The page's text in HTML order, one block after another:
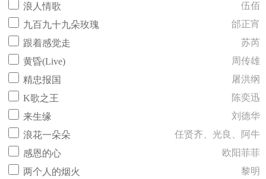
浪人情歌
伍佰
九百九十九朵玫瑰
邰正宵
跟着感觉走
苏芮
黄昏(Live)
周传雄
精忠报国
屠洪纲
K歌之王
陈奕迅
来生缘
刘德华
浪花一朵朵
任贤齐、光良、阿牛
感恩的心
欧阳菲菲
两个人的烟火
黎明